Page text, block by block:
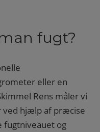
fugt?
eller en
Rens måler vi
ved hjælp af præcise
fugtniveauet og